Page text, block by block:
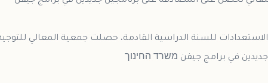
للسنة الدراسية القادمة، حصلت جمعية المعالي